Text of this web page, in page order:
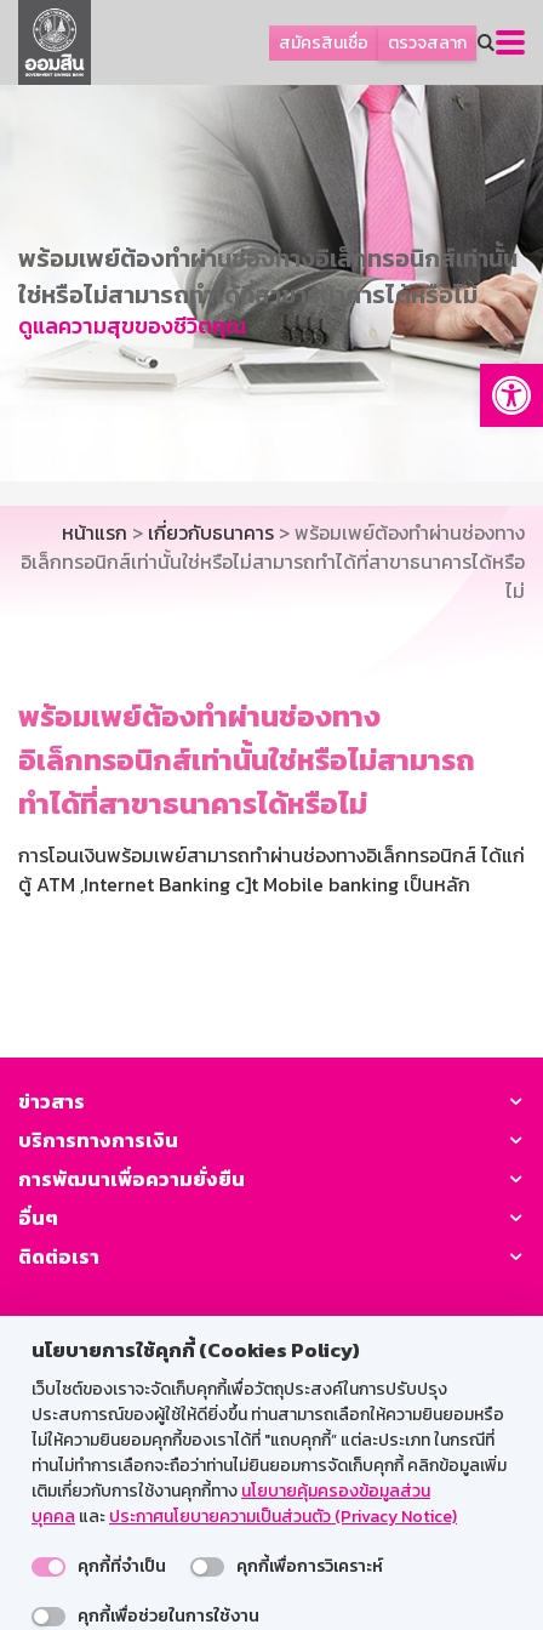
นโยบายการใช้คุกกี้ (Cookies Policy)
เว็บไซต์ของเราจะจัดเก็บคุกกี้เพื่อวัตถุประสงค์ในการปรับปรุง
ประสบการณ์ของผู้ใช้ให้ดียิ่งขึ้น ท่านสามารถเลือกให้ความยินยอมหรือ
ไม่ให้ความยินยอมคุกกี้ของเราได้ที่ "แถบคุกกี้” แต่ละประเภท ในกรณีที่
ท่านไม่ทำการเลือกจะถือว่าท่านไม่ยินยอมการจัดเก็บคุกกี้ คลิกข้อมูลเพิ่ม
เติมเกี่ยวกับการใช้งานคุกกี้ทางนโยบายคุ้มครองข้อมูลส่วน
บุคคล และประกาศนโยบายความเป็นส่วนตัว (Privacy Notice)
คุกกี้ที่จำเป็น
คุกกี้เพื่อการวิเคราะห์
คุกกี้เพื่อช่วยในการใช้งาน
สมัครสินเชื่อ ตรวจสลาก
ลูกค้าธุรกิจ
ลูกค้าผู้ประกอบรายย่อย
การพัฒนาที่ยั่งยืน
ข่าวสาร
บริการทางการเงิน
อื่นๆ
TH
EN
GSB Society
พร้อมเพย์ต้องทำผ่านช่องทางอิเล็กทรอนิกส์เท่านั้น
ใช่หรือไม่สามารถทำได้ที่สาขาธนาคารได้หรือไม่
ดูแลความสุขของชีวิตคุณ
หน้าแรก > เกี่ยวกับธนาคาร > พร้อมเพย์ต้องทำผ่านช่องทาง
อิเล็กทรอนิกส์เท่านั้นใช่หรือไม่สามารถทำได้ที่สาขาธนาคารได้หรือ
ไม่
พร้อมเพย์ต้องทำผ่านช่องทาง
อิเล็กทรอนิกส์เท่านั้นใช่หรือไม่สามารถ
ทำได้ที่สาขาธนาคารได้หรือไม่
การโอนเงินพร้อมเพย์สามารถทำผ่านช่องทางอิเล็กทรอนิกส์ ได้แก่
ตู้ ATM ,Internet Banking c]t Mobile banking เป็นหลัก
ข่าวสาร
บริการทางการเงิน
การพัฒนาเพื่อความยั่งยืน
อื่นๆ
ติดต่อเรา
GSB Society:
สำหรับพนักงาน
Web HR
GSB Wisdom
M-Search
เข้าสู่ระบบเน็ตเมล